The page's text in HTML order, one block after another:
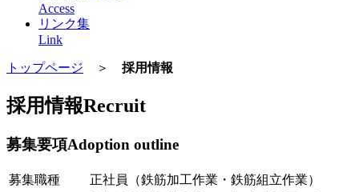
Access
リンク集
Link
トップページ ＞ 採用情報
採用情報Recruit
募集要項Adoption outline
募集職種 正社員（鉄筋加工作業・鉄筋組立作業）